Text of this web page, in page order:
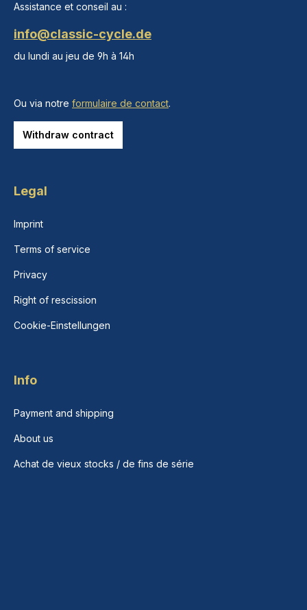
Assistance et conseil au :
info@classic-cycle.de
du lundi au jeu de 9h à 14h
Ou via notre formulaire de contact.
Withdraw contract
Legal
Imprint
Terms of service
Privacy
Right of rescission
Cookie-Einstellungen
Info
Payment and shipping
About us
Achat de vieux stocks / de fins de série